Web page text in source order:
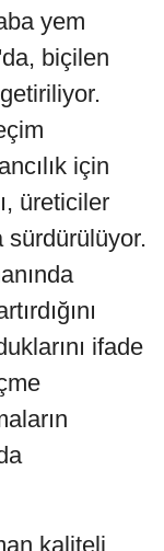
yem
biçilen
için
üreticiler
sürdürülüyor.
ifade
kaliteli